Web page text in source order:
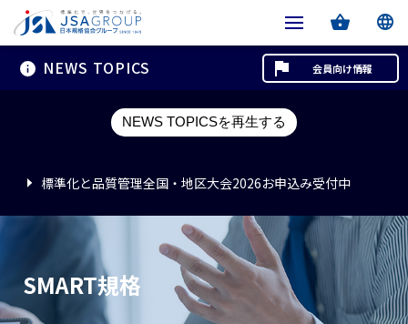
NEWS TOPICS
NEWS TOPICSを再生する
標準化と品質管理全国・地区大会2026お申込み受付中
標準化と品質管理全国・地区大会2026お申込み受付中
標準化と品質管理全国・地区大会2026お申込み受付中
会員向け情報
SMART規格